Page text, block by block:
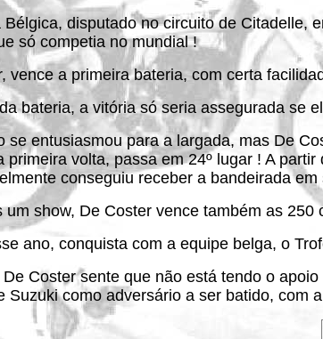
Bélgica, disputado no circuito de Citadelle,
só competia no mundial !
vence a primeira bateria, com certa
bateria, a vitória só seria assegurada se
se entusiasmou para a largada, mas De
primeira volta, passa em 24º lugar ! A
conseguiu receber a bandeirada
um show, De Coster vence também as 250
ano, conquista com a equipe belga, o
Coster sente que não está tendo o
Suzuki como adversário a ser batido, com